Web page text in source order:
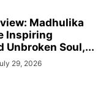
Madhulika
Inspiring
Unbroken Soul,...
29, 2026